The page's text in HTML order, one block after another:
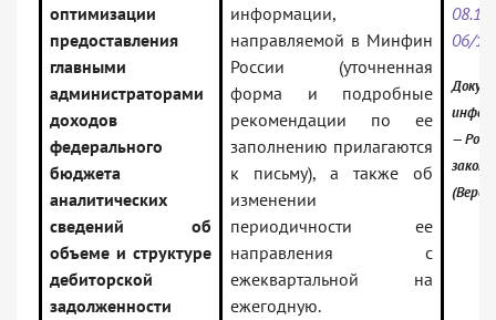
оптимизации
предоставления
главными
администраторами
доходов
федерального
бюджета
аналитических
сведений об
объеме и структуре
дебиторской
задолженности
информации,
направляемой в Минфин
России (уточненная
форма и подробные
рекомендации по ее
заполнению прилагаются
к письму), а также об
изменении
периодичности ее
направления с
ежеквартальной на
ежегодную.
06/
—